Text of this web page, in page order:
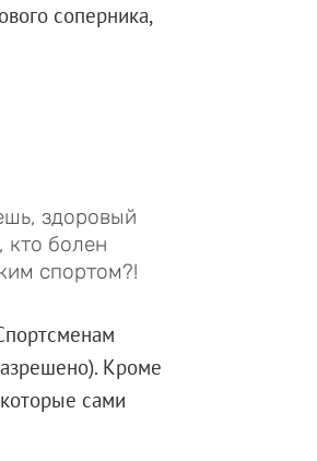
соперника,
здоровый
кто болен
спортом?!
Кроме
сами